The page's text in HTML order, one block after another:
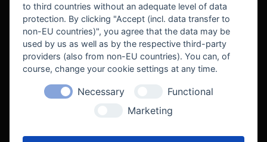
to third countries without an adequate level of data
protection. By clicking "Accept (incl. data transfer to
non-EU countries)", you agree that the data may be
used by us as well as by the respective third-party
providers (also from non-EU countries). You can, of
course, change your cookie settings at any time.
Necessary
Functional
Marketing